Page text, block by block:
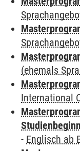
(ehemals
International
- Englisch ab